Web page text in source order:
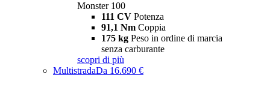
Monster 100
111 CV Potenza
91,1 Nm Coppia
175 kg Peso in ordine di marcia
senza carburante
scopri di più
MultistradaDa 16.690 €